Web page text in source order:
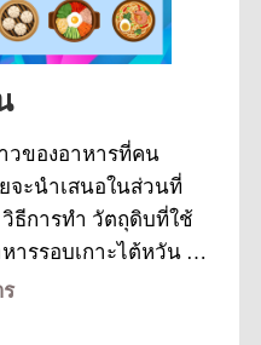
วของอาหารที่คน
จะนำเสนอในส่วนที่
ธีการทำ วัตถุดิบที่ใช้
ารรอบเกาะไต้หวัน ซึ่ง
ละคนไทยที่อยู่ใน